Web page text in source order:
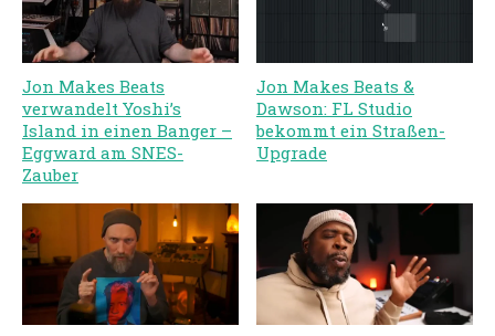
Jon Makes Beats
verwandelt Yoshi’s
Island in einen Banger –
Eggward am SNES-
Zauber
Jon Makes Beats &
Dawson: FL Studio
bekommt ein Straßen-
Upgrade